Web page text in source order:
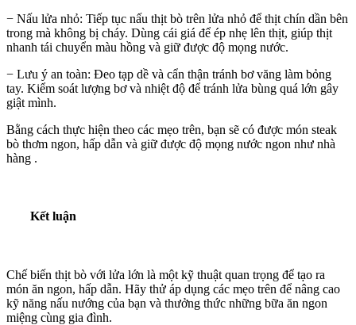
− Nấu lửa nhỏ: Tiếp tục nấu thịt bò trên lửa nhỏ để thịt chín dần bên
trong mà không bị cháy. Dùng cái giá để ép nhẹ lên thịt, giúp thịt
nhanh tái chuyển màu hồng và giữ được độ mọng nước.
− Lưu ý an toàn: Đeo tạp dề và cẩn thận tránh bơ văng làm bỏng
tay. Kiểm soát lượng bơ và nhiệt độ để tránh lửa bùng quá lớn gây
giật mình.
Bằng cách thực hiện theo các mẹo trên, bạn sẽ có được món steak
bò thơm ngon, hấp dẫn và giữ được độ mọng nước ngon như nhà
hàng .
Kết luận
Chế biến thịt bò với lửa lớn là một kỹ thuật quan trọng để tạo ra
món ăn ngon, hấp dẫn. Hãy thử áp dụng các mẹo trên để nâng cao
kỹ năng nấu nướng của bạn và thưởng thức những bữa ăn ngon
miệng cùng gia đình.